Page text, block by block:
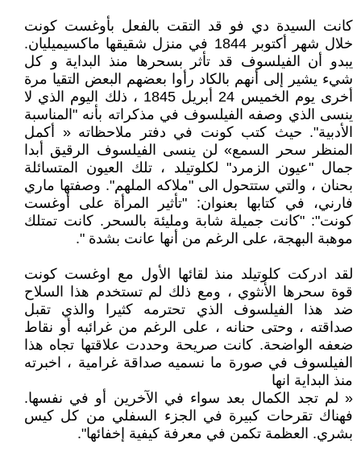
كانت السيدة دي فو قد التقت بالفعل بأوغست كونت
خلال شهر أكتوبر 1844 في منزل شقيقها ماكسيميليان.
يبدو أن الفيلسوف قد تأثر بسحرها منذ البداية و كل
شيء يشير إلى أنهم بالكاد رأوا بعضهم البعض التقيا مرة
أخرى يوم الخميس 24 أبريل 1845 ، ذلك اليوم الذي لا
ينسى الذي وصفه الفيلسوف في مذكراته بأنه "المناسبة
الأدبية". حيث كتب كونت في دفتر ملاحظاته « أكمل
المنظر سحر السمع» لن ينسى الفيلسوف الرقيق أبدا
جمال "عيون الزمرد" لكلوتيلد ، تلك العيون المتسائلة
بحنان ، والتي ستتحول الى "ملاكه الملهم". وصفتها ماري
فارني، في كتابها بعنوان: "تأثير المرأة على أوغست
كونت": "كانت جميلة شابة ومليئة بالسحر. كانت تمتلك
موهبة البهجة، على الرغم من أنها عانت بشدة ".
لقد ادركت كلوتيلد منذ لقائها الأول مع اوغست كونت
قوة سحرها الأنثوي ، ومع ذلك لم تستخدم هذا السلاح
ضد هذا الفيلسوف الذي تحترمه كثيرا والذي تقبل
صداقته ، وحتى حنانه ، على الرغم من غرائبه أو نقاط
ضعفه الواضحة. كانت صريحة وحددت علاقتها تجاه هذا
الفيلسوف في صورة ما نسميه صداقة غرامية ، اخبرته
منذ البداية انها
« لم تجد الكمال بعد سواء في الآخرين أو في نفسها.
فهناك تقرحات كبيرة في الجزء السفلي من كل كيس
بشري. العظمة تكمن في معرفة كيفية إخفائها".